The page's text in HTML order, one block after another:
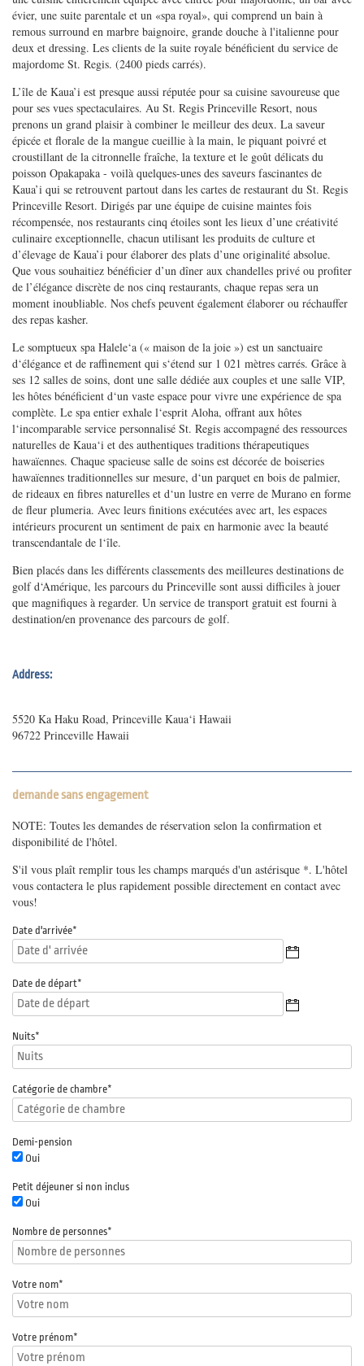
évier, une suite parentale et un «spa royal», qui comprend un bain à
remous surround en marbre baignoire, grande douche à l'italienne pour
deux et dressing. Les clients de la suite royale bénéficient du service de
majordome St. Regis. (2400 pieds carrés).
L’île de Kaua’i est presque aussi réputée pour sa cuisine savoureuse que
pour ses vues spectaculaires. Au St. Regis Princeville Resort, nous
prenons un grand plaisir à combiner le meilleur des deux. La saveur
épicée et florale de la mangue cueillie à la main, le piquant poivré et
croustillant de la citronnelle fraîche, la texture et le goût délicats du
poisson Opakapaka - voilà quelques-unes des saveurs fascinantes de
Kaua’i qui se retrouvent partout dans les cartes de restaurant du St. Regis
Princeville Resort. Dirigés par une équipe de cuisine maintes fois
récompensée, nos restaurants cinq étoiles sont les lieux d’une créativité
culinaire exceptionnelle, chacun utilisant les produits de culture et
d’élevage de Kaua’i pour élaborer des plats d’une originalité absolue.
Que vous souhaitiez bénéficier d’un dîner aux chandelles privé ou profiter
de l’élégance discrète de nos cinq restaurants, chaque repas sera un
moment inoubliable. Nos chefs peuvent également élaborer ou réchauffer
des repas kasher.
Le somptueux spa Halele‘a (« maison de la joie ») est un sanctuaire
d‘élégance et de raffinement qui s‘étend sur 1 021 mètres carrés. Grâce à
ses 12 salles de soins, dont une salle dédiée aux couples et une salle VIP,
les hôtes bénéficient d‘un vaste espace pour vivre une expérience de spa
complète. Le spa entier exhale l‘esprit Aloha, offrant aux hôtes
l‘incomparable service personnalisé St. Regis accompagné des ressources
naturelles de Kaua‘i et des authentiques traditions thérapeutiques
hawaïennes. Chaque spacieuse salle de soins est décorée de boiseries
hawaïennes traditionnelles sur mesure, d‘un parquet en bois de palmier,
de rideaux en fibres naturelles et d‘un lustre en verre de Murano en forme
de fleur plumeria. Avec leurs finitions exécutées avec art, les espaces
intérieurs procurent un sentiment de paix en harmonie avec la beauté
transcendantale de l‘île.
Bien placés dans les différents classements des meilleures destinations de
golf d‘Amérique, les parcours du Princeville sont aussi difficiles à jouer
que magnifiques à regarder. Un service de transport gratuit est fourni à
destination/en provenance des parcours de golf.
Address:
5520 Ka Haku Road, Princeville Kaua‘i Hawaii
96722 Princeville Hawaii
demande sans engagement
NOTE: Toutes les demandes de réservation selon la confirmation et
disponibilité de l'hôtel.
S'il vous plaît remplir tous les champs marqués d'un astérisque *. L'hôtel
vous contactera le plus rapidement possible directement en contact avec
vous!
Date d'arrivée*
Date de départ*
Nuits*
Catégorie de chambre*
Demi-pension
Oui
Petit déjeuner si non inclus
Oui
Nombre de personnes*
Votre nom*
Votre prénom*